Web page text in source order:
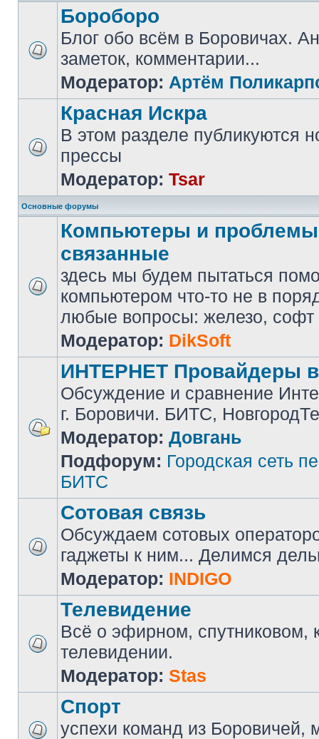
Бороборо
Блог обо всём в Боровичах.
заметок, комментарии...
Модератор: Артём
Красная Искра
В этом разделе публикуются
прессы
Модератор: Tsar
Основные форумы
Компьютеры и
связанные
здесь мы будем пытаться
компьютером что-то не в
любые вопросы: железо, софт
Модератор: DikSoft
ИНТЕРНЕТ Провайдеры
Обсуждение и сравнение
г. Боровичи. БИТС,
Модератор: Довгань
Подфорум: Городская сеть
БИТС
Сотовая связь
Обсуждаем сотовых
гаджеты к ним... Делимся
Модератор: INDIGO
Телевидение
Всё о эфирном, спутниковом,
телевидении.
Модератор: Stas
Спорт
успехи команд из Боровичей,